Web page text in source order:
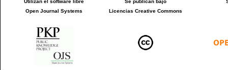
Utilizan el software libre
Open Journal Systems
Se publican bajo
Licencias Creative Commons